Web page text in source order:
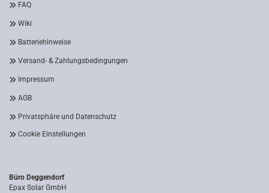
FAQ
Wiki
Batteriehinweise
Versand- & Zahlungsbedingungen
Impressum
AGB
Privatsphäre und Datenschutz
Cookie Einstellungen
Büro Deggendorf
Epax Solar GmbH